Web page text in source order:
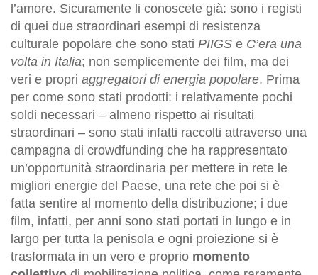
l’amore. Sicuramente li conoscete già: sono i registi
di quei due straordinari esempi di resistenza
culturale popolare che sono stati PIIGS e C’era una
volta in Italia; non semplicemente dei film, ma dei
veri e propri aggregatori di energia popolare. Prima
per come sono stati prodotti: i relativamente pochi
soldi necessari – almeno rispetto ai risultati
straordinari – sono stati infatti raccolti attraverso una
campagna di crowdfunding che ha rappresentato
un’opportunità straordinaria per mettere in rete le
migliori energie del Paese, una rete che poi si è
fatta sentire al momento della distribuzione; i due
film, infatti, per anni sono stati portati in lungo e in
largo per tutta la penisola e ogni proiezione si è
trasformata in un vero e proprio momento